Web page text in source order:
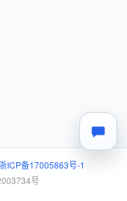
ICP备17005863号-1
号